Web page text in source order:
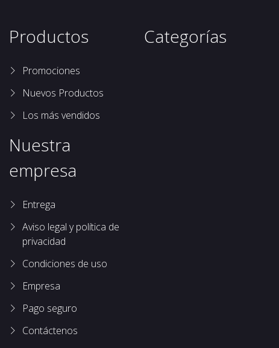
Productos
Promociones
Nuevos Productos
Los más vendidos
Nuestra
empresa
Entrega
Aviso legal y política de
privacidad
Condiciones de uso
Empresa
Pago seguro
Contáctenos
Categorías